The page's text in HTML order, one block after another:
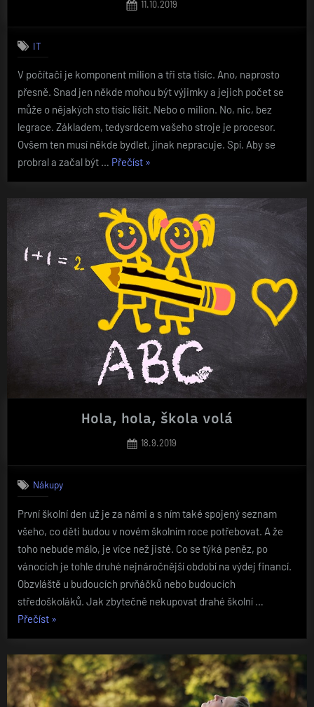
Posted
11.10.2019
IT
V počítači je komponent milion a tři sta tisíc. Ano, naprosto
přesně. Snad jen někde mohou být výjimky a jejich počet se
může o nějakých sto tisíc lišit. Nebo o milion. No, nic, bez
legrace. Základem, tedysrdcem vašeho stroje je procesor.
Ovšem ten musí někde bydlet, jinak nepracuje. Spí. Aby se
probral a začal být … Přečíst„Popis
desky“
»
Hola, hola, škola volá
Posted
18.9.2019
Nákupy
První školní den už je za námi a s ním také spojený seznam
všeho, co děti budou v novém školním roce potřebovat. A že
toho nebude málo, je více než jisté. Co se týká peněz, po
vánocích je tohle druhé nejnáročnější období na výdej financí.
Obzvláště u budoucích prvňáčků nebo budoucích
středoškoláků. Jak zbytečně nekupovat drahé školní …
Přečíst„Hola,
škola
volá“
»